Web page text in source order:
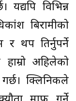
यद्यपि विभिन्न
बिरामीको
थप तिर्नुपर्ने
अहिलेको
क्लिनिकले